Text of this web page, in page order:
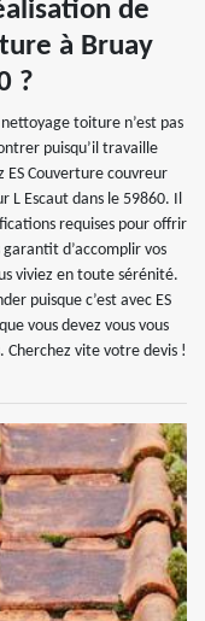
de
à Bruay
?
toiture n’est pas
puisqu’il travaille
ES Couverture couvreur
Escaut dans le 59860. Il
requises pour offrir
d’accomplir vos
viviez en toute sérénité.
puisque c’est avec ES
vous devez vous vous
Cherchez vite votre devis !